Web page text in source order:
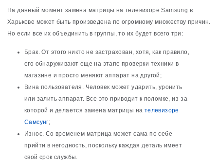
На данный момент замена матрицы на телевизоре Samsung в
Харькове может быть произведена по огромному множеству причин.
Но если все их объединить в группы, то их будет всего три:
Брак. От этого никто не застрахован, хотя, как правило,
его обнаруживают еще на этапе проверки техники в
магазине и просто меняют аппарат на другой;
Вина пользователя. Человек может ударить, уронить
или залить аппарат. Все это приводит к поломке, из-за
которой и делается замена матрицы на телевизоре
Самсунг;
Износ. Со временем матрица может сама по себе
прийти в негодность, поскольку каждая деталь имеет
свой срок службы.